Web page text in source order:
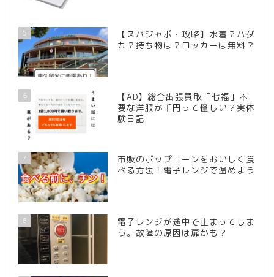
5
【スパジャポ・攻略】水着？ハダ
カ？持ち物は？ロッカーは無料？
6
【AD】総合出張買取「七福」不
要な洋服が千円って怪しい？実体
験日記
7
市販のポップコーンをおいしく食
べる方法！電子レンジで温めよう
8
電子レンジが途中で止まってしま
う。故障の原因は扉かも？